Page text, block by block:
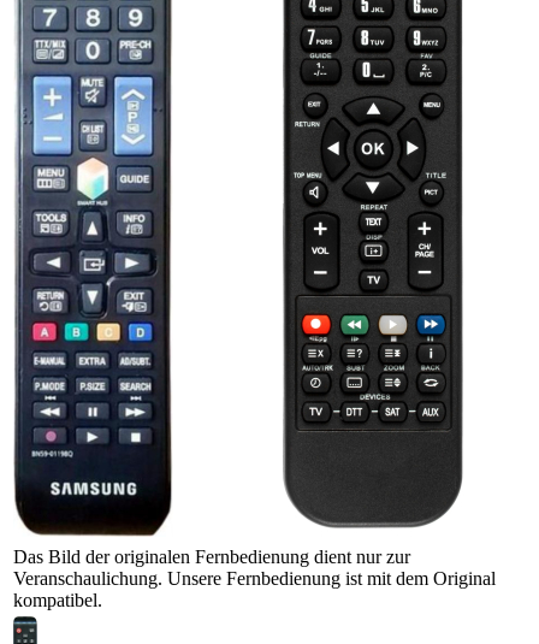
Das Bild der originalen Fernbedienung dient nur zur
Veranschaulichung. Unsere Fernbedienung ist mit dem Original
kompatibel.